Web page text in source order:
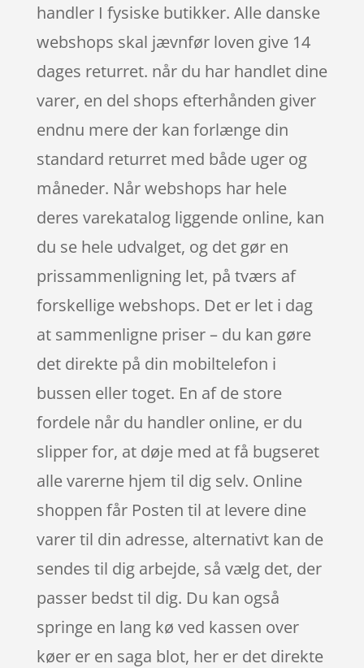
handler I fysiske butikker. Alle danske
webshops skal jævnfør loven give 14
dages returret. når du har handlet dine
varer, en del shops efterhånden giver
endnu mere der kan forlænge din
standard returret med både uger og
måneder. Når webshops har hele
deres varekatalog liggende online, kan
du se hele udvalget, og det gør en
prissammenligning let, på tværs af
forskellige webshops. Det er let i dag
at sammenligne priser – du kan gøre
det direkte på din mobiltelefon i
bussen eller toget. En af de store
fordele når du handler online, er du
slipper for, at døje med at få bugseret
alle varerne hjem til dig selv. Online
shoppen får Posten til at levere dine
varer til din adresse, alternativt kan de
sendes til dig arbejde, så vælg det, der
passer bedst til dig. Du kan også
springe en lang kø ved kassen over
køer er en saga blot, her er det direkte